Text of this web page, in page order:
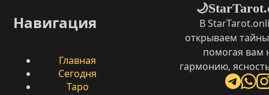
Навигация
Главная
Сегодня
Таро
🌙
В
открываем
помогая вам
гармонию,